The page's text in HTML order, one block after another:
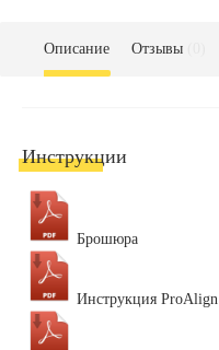
Описание Отзывы
Инструкции
Брошюра
Инструкция ProAlign